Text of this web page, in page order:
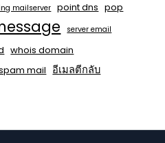
mailserver point dns pop
server email
whois domain
mail อีเมลตีกลับ